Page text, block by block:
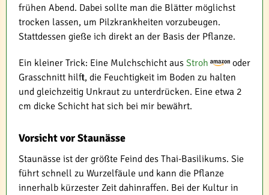
frühen Abend. Dabei sollte man die Blätter möglichst
trocken lassen, um Pilzkrankheiten vorzubeugen.
Stattdessen gieße ich direkt an der Basis der Pflanze.
Ein kleiner Trick: Eine Mulchschicht aus Stroh
oder
Grasschnitt hilft, die Feuchtigkeit im Boden zu halten
und gleichzeitig Unkraut zu unterdrücken. Eine etwa 2
cm dicke Schicht hat sich bei mir bewährt.
Vorsicht vor Staunässe
Staunässe ist der größte Feind des Thai-Basilikums. Sie
führt schnell zu Wurzelfäule und kann die Pflanze
innerhalb kürzester Zeit dahinraffen. Bei der Kultur in